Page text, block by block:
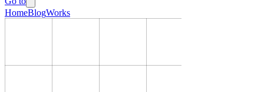
HomeBlogWorks